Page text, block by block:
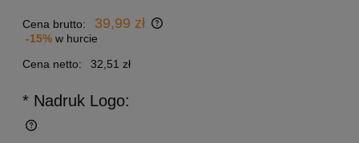
Cena brutto: 39,99 zł
-15% w hurcie
Cena netto:
32,51 zł
* Nadruk Logo: